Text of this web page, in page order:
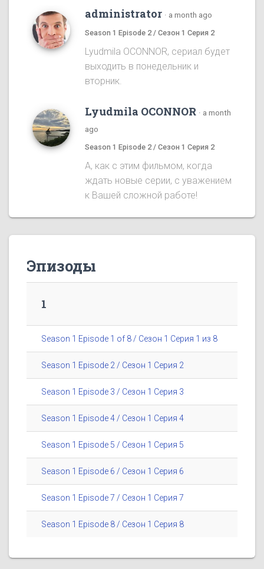
administrator · a month ago
Season 1 Episode 2 / Сезон 1 Серия 2
Lyudmila OCONNOR, сериал будет
выходить в понедельник и
вторник.
Lyudmila OCONNOR · a month
ago
Season 1 Episode 2 / Сезон 1 Серия 2
А, как с этим фильмом, когда
ждать новые серии, с уважением
к Вашей сложной работе!
Эпизоды
1
Season 1 Episode 1 of 8 / Сезон 1 Серия 1 из 8
Season 1 Episode 2 / Сезон 1 Серия 2
Season 1 Episode 3 / Сезон 1 Серия 3
Season 1 Episode 4 / Сезон 1 Серия 4
Season 1 Episode 5 / Сезон 1 Серия 5
Season 1 Episode 6 / Сезон 1 Серия 6
Season 1 Episode 7 / Сезон 1 Серия 7
Season 1 Episode 8 / Сезон 1 Серия 8